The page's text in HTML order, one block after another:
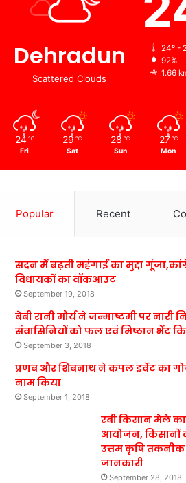
Dehradun
Scattered Clouds
24º -
92%
1.66
24 ℃
Fri
29 ℃
Sat
28 ℃
Sun
27 ℃
Mon
Popular Recent
सदन में बढ़ती महंगाई का मुद्दा
विधायकों का वॉकआउट
September 19, 2018
बेबी रानी मौर्य ने जन्माष्टमी पर नारी
संवासिनियों को फल एवं मिष्ठान भेंट
September 3, 2018
प्रणब और शिबनाथ ने कपल इवेंट का
नाम किया
September 1, 2018
रबी किसान मेले का
आयोजन, किसानों
उत्तम कृषि
जानकारी
September 28, 2018